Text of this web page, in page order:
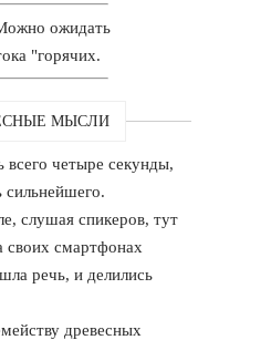
ожидать
"горячих.
МЫСЛИ
всего четыре секунды,
сильнейшего.
слушая спикеров, тут
своих смартфонах
речь, и делились
древесных